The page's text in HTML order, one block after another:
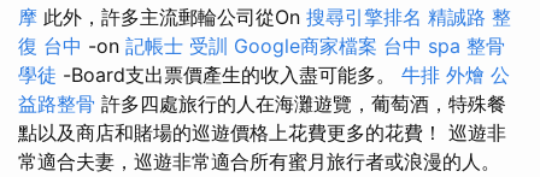
摩 此外，許多主流郵輪公司從On 搜尋引擎排名 精誠路 整
復 台中 -on 記帳士 受訓 Google商家檔案 台中 spa 整骨
學徒 -Board支出票價產生的收入盡可能多。 牛排 外燴 公
益路整骨 許多四處旅行的人在海灘遊覽，葡萄酒，特殊餐
點以及商店和賭場的巡遊價格上花費更多的花費！ 巡遊非
常適合夫妻，巡遊非常適合所有蜜月旅行者或浪漫的人。